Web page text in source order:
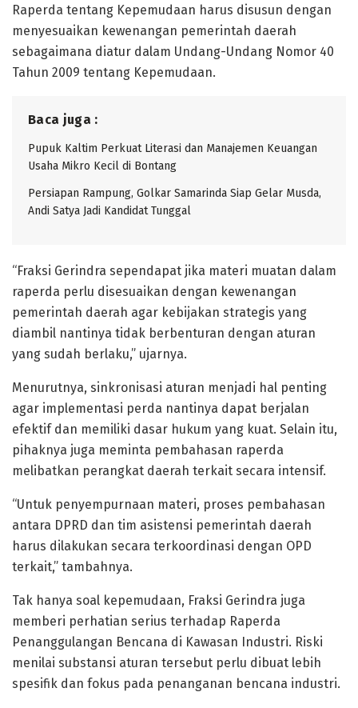
Raperda tentang Kepemudaan harus disusun dengan
menyesuaikan kewenangan pemerintah daerah
sebagaimana diatur dalam Undang-Undang Nomor 40
Tahun 2009 tentang Kepemudaan.
Baca juga :
Pupuk Kaltim Perkuat Literasi dan Manajemen Keuangan
Usaha Mikro Kecil di Bontang
Persiapan Rampung, Golkar Samarinda Siap Gelar Musda,
Andi Satya Jadi Kandidat Tunggal
“Fraksi Gerindra sependapat jika materi muatan dalam
raperda perlu disesuaikan dengan kewenangan
pemerintah daerah agar kebijakan strategis yang
diambil nantinya tidak berbenturan dengan aturan
yang sudah berlaku,” ujarnya.
Menurutnya, sinkronisasi aturan menjadi hal penting
agar implementasi perda nantinya dapat berjalan
efektif dan memiliki dasar hukum yang kuat. Selain itu,
pihaknya juga meminta pembahasan raperda
melibatkan perangkat daerah terkait secara intensif.
“Untuk penyempurnaan materi, proses pembahasan
antara DPRD dan tim asistensi pemerintah daerah
harus dilakukan secara terkoordinasi dengan OPD
terkait,” tambahnya.
Tak hanya soal kepemudaan, Fraksi Gerindra juga
memberi perhatian serius terhadap Raperda
Penanggulangan Bencana di Kawasan Industri. Riski
menilai substansi aturan tersebut perlu dibuat lebih
spesifik dan fokus pada penanganan bencana industri.